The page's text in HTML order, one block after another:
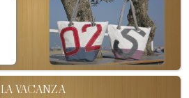
LA VACANZA